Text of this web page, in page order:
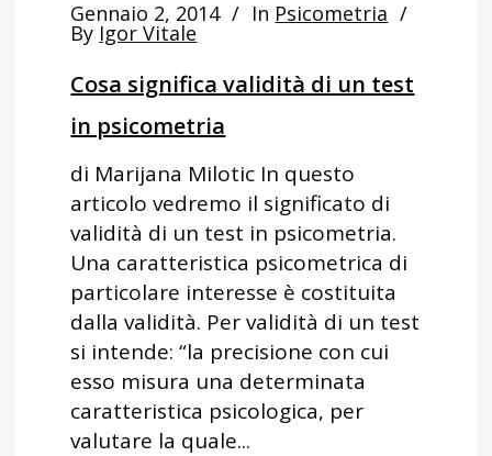
Gennaio 2, 2014 In Psicometria
By Igor Vitale
Cosa significa validità di un test
in psicometria
di Marijana Milotic In questo
articolo vedremo il significato di
validità di un test in psicometria.
Una caratteristica psicometrica di
particolare interesse è costituita
dalla validità. Per validità di un test
si intende: “la precisione con cui
esso misura una determinata
caratteristica psicologica, per
valutare la quale...